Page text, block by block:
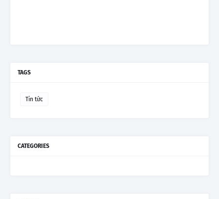
TAGS
Tin tức
CATEGORIES